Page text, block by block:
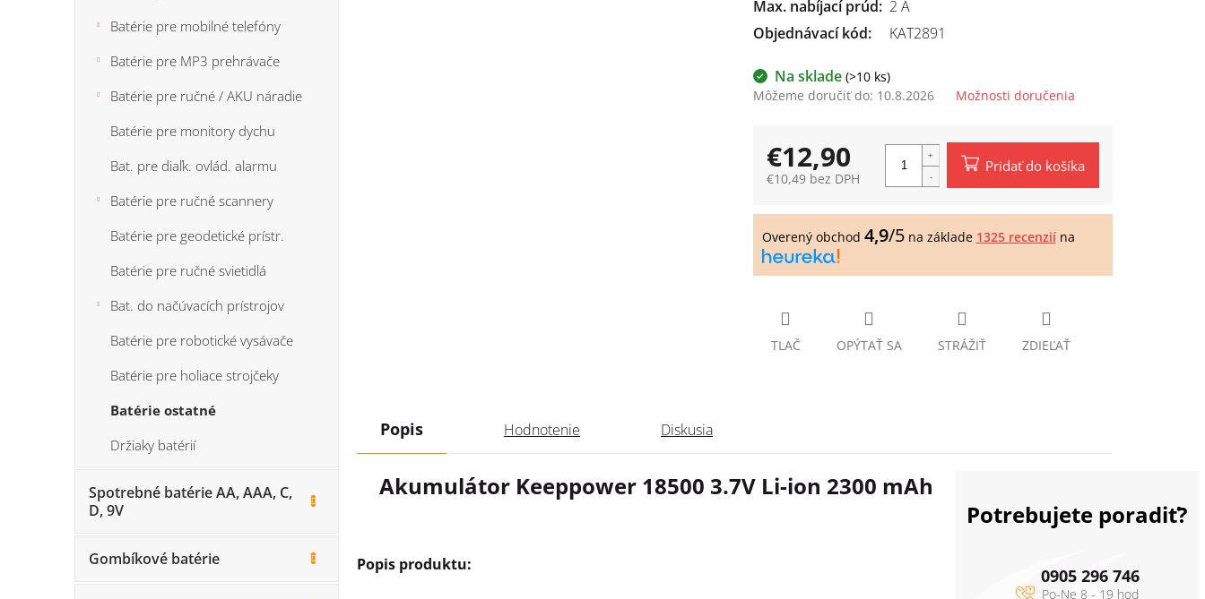
Batérie pre mobilné telefóny
Batérie pre MP3 prehrávače
Batérie pre ručné / AKU náradie
Batérie pre monitory dychu
Bat. pre diaľk. ovlád. alarmu
Batérie pre ručné scannery
Batérie pre geodetické prístr.
Batérie pre ručné svietidlá
Bat. do načúvacích prístrojov
Batérie pre robotické vysávače
Batérie pre holiace strojčeky
Batérie ostatné
Držiaky batérií
Spotrebné batérie AA, AAA, C,
D, 9V
Gombíkové batérie
Na sklade (>10 ks)
Môžeme doručiť do: 10.8.2026 Možnosti doručenia
TLAČ OPÝTAŤ SA STRÁŽIŤ ZDIEĽAŤ
Max. nabíjací prúd: 2 A
Objednávací kód:
KAT2891
€12,90
€10,49 bez DPH
cena:
Pridať do košíka
Overený obchod 4,9/5na základe 1325 recenziína
Popis Hodnotenie Diskusia
Akumulátor Keeppower 18500 3.7V Li-ion 2300 mAh
Popis produktu:
Potrebujete poradiť?
0905 296 746